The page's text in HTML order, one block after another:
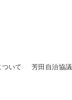
いて 芳田自治協